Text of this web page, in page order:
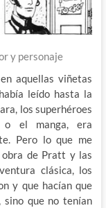
y personaje
aquellas viñetas
leído hasta la
los superhéroes
o el manga, era
Pero lo que me
obra de Pratt y las
clásica, los
y que hacían que
sino que no tenían